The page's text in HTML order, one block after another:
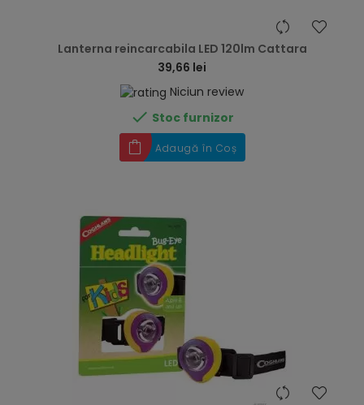
Lanterna reincarcabila LED 120lm Cattara
39,66 lei
Niciun review
 Stoc furnizor
Adaugă în Coș